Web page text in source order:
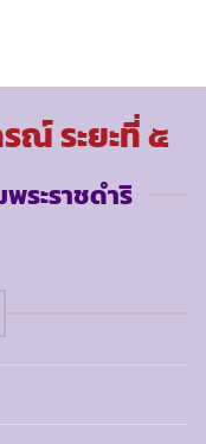
ณ์ ระยะที่ ๕
ระราชดำริ